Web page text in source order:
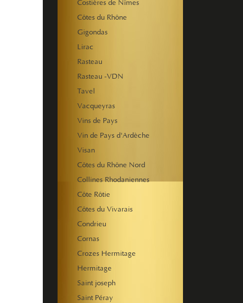
Costières de Nîmes
Côtes du Rhône
Gigondas
Lirac
Rasteau
Rasteau -VDN
Tavel
Vacqueyras
Vins de Pays
Vin de Pays d'Ardèche
Visan
Côtes du Rhône Nord
Collines Rhodaniennes
Côte Rôtie
Côtes du Vivarais
Condrieu
Cornas
Crozes Hermitage
Hermitage
Saint joseph
Saint Péray